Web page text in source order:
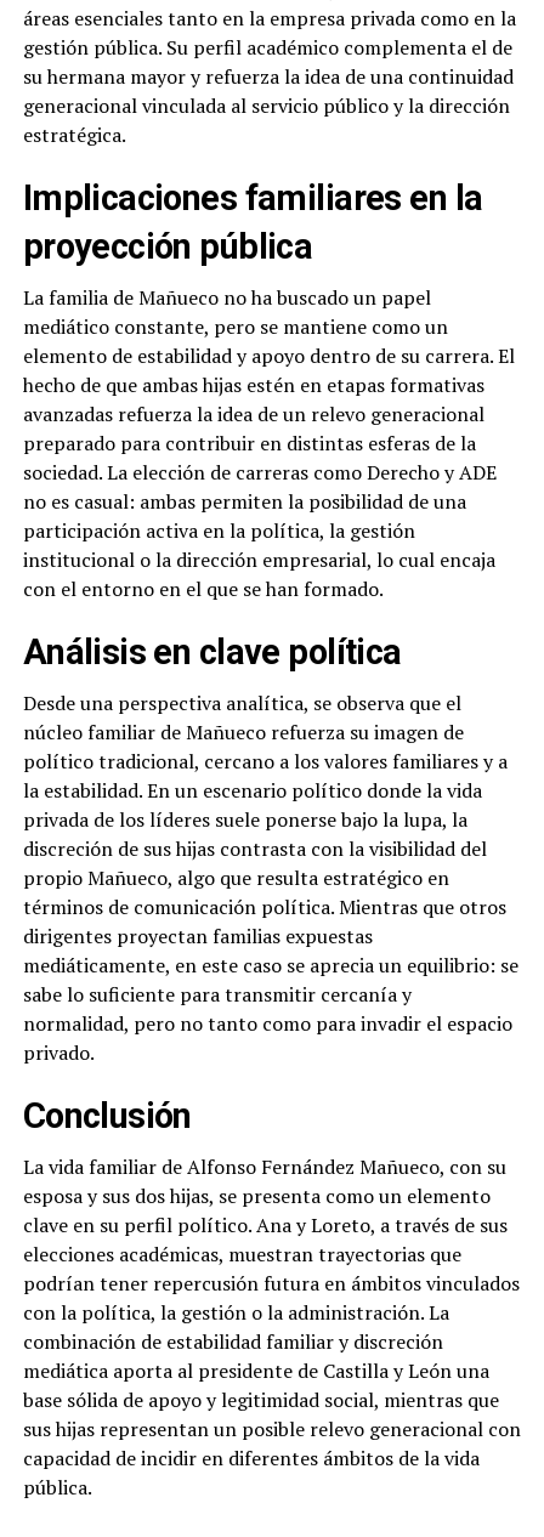
áreas esenciales tanto en la empresa privada como en la
gestión pública. Su perfil académico complementa el de
su hermana mayor y refuerza la idea de una continuidad
generacional vinculada al servicio público y la dirección
estratégica.
Implicaciones familiares en la
proyección pública
La familia de Mañueco no ha buscado un papel
mediático constante, pero se mantiene como un
elemento de estabilidad y apoyo dentro de su carrera. El
hecho de que ambas hijas estén en etapas formativas
avanzadas refuerza la idea de un relevo generacional
preparado para contribuir en distintas esferas de la
sociedad. La elección de carreras como Derecho y ADE
no es casual: ambas permiten la posibilidad de una
participación activa en la política, la gestión
institucional o la dirección empresarial, lo cual encaja
con el entorno en el que se han formado.
Análisis en clave política
Desde una perspectiva analítica, se observa que el
núcleo familiar de Mañueco refuerza su imagen de
político tradicional, cercano a los valores familiares y a
la estabilidad. En un escenario político donde la vida
privada de los líderes suele ponerse bajo la lupa, la
discreción de sus hijas contrasta con la visibilidad del
propio Mañueco, algo que resulta estratégico en
términos de comunicación política. Mientras que otros
dirigentes proyectan familias expuestas
mediáticamente, en este caso se aprecia un equilibrio: se
sabe lo suficiente para transmitir cercanía y
normalidad, pero no tanto como para invadir el espacio
privado.
Conclusión
La vida familiar de Alfonso Fernández Mañueco, con su
esposa y sus dos hijas, se presenta como un elemento
clave en su perfil político. Ana y Loreto, a través de sus
elecciones académicas, muestran trayectorias que
podrían tener repercusión futura en ámbitos vinculados
con la política, la gestión o la administración. La
combinación de estabilidad familiar y discreción
mediática aporta al presidente de Castilla y León una
base sólida de apoyo y legitimidad social, mientras que
sus hijas representan un posible relevo generacional con
capacidad de incidir en diferentes ámbitos de la vida
pública.